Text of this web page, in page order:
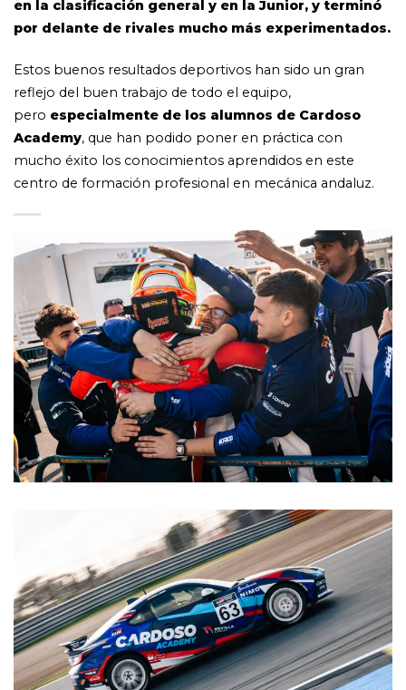
en la clasificación general y en la Junior, y terminó
por delante de rivales mucho más experimentados.
Estos buenos resultados deportivos han sido un gran
reflejo del buen trabajo de todo el equipo,
pero especialmente de los alumnos de Cardoso
Academy, que han podido poner en práctica con
mucho éxito los conocimientos aprendidos en este
centro de formación profesional en mecánica andaluz.